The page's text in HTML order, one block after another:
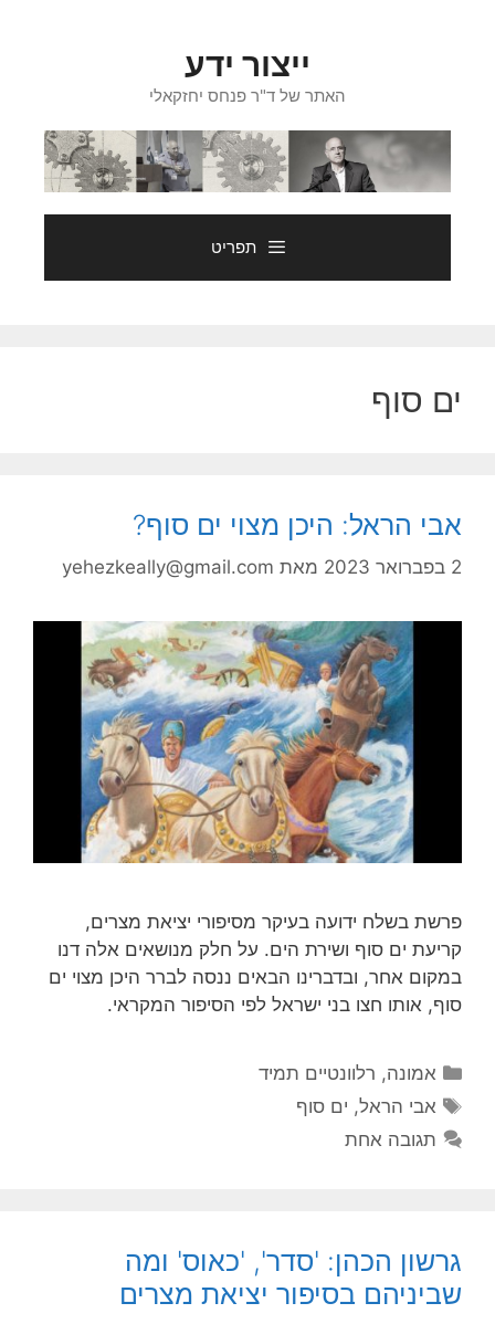
ייצור ידע
האתר של ד"ר פנחס יחזקאלי
תפריט
ים סוף
אבי הראל: היכן מצוי ים סוף?
2 בפברואר 2023 מאת yehezkeally@gmail.com
פרשת בשלח ידועה בעיקר מסיפורי יציאת מצרים,
קריעת ים סוף ושירת הים. על חלק מנושאים אלה דנו
במקום אחר, ובדברינו הבאים ננסה לברר היכן מצוי ים
סוף, אותו חצו בני ישראל לפי הסיפור המקראי.
קטגוריות
אמונה, רלוונטיים תמיד
תגיות
אבי הראל, ים סוף
תגובה אחת
גרשון הכהן: 'סדר', 'כאוס' ומה
שביניהם בסיפור יציאת מצרים